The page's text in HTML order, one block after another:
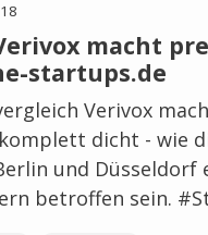
macht
startups.de
Verivox
dicht - wie
und Düsseldorf
betroffen sein.